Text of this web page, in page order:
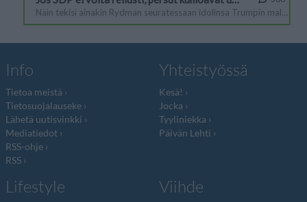
Info
Tietoa meistä
Tietosuojalauseke
Lähetä uutisvinkki
Mediatiedot
RSS-ohje
RSS
Yhteistyössä
Kesä!
Jocka
Tyyliniekka
Päivän Lehti
Lifestyle Viihde